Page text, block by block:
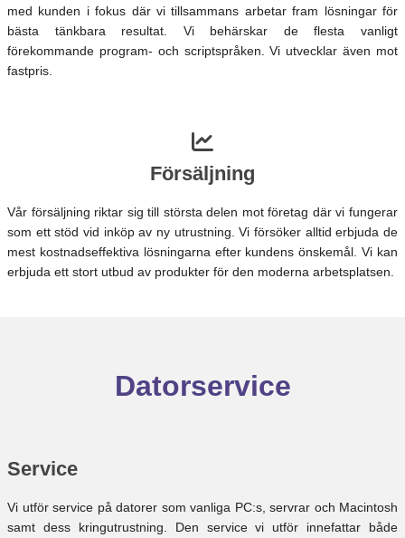
med kunden i fokus där vi tillsammans arbetar fram lösningar för
bästa tänkbara resultat. Vi behärskar de flesta vanligt
förekommande program- och scriptspråken. Vi utvecklar även mot
fastpris.
Försäljning
Vår försäljning riktar sig till största delen mot företag där vi fungerar
som ett stöd vid inköp av ny utrustning. Vi försöker alltid erbjuda de
mest kostnadseffektiva lösningarna efter kundens önskemål. Vi kan
erbjuda ett stort utbud av produkter för den moderna arbetsplatsen.
Datorservice
Service
Vi utför service på datorer som vanliga PC:s, servrar och Macintosh
samt dess kringutrustning. Den service vi utför innefattar både